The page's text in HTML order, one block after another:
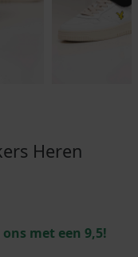
Heren
met een 9,5!